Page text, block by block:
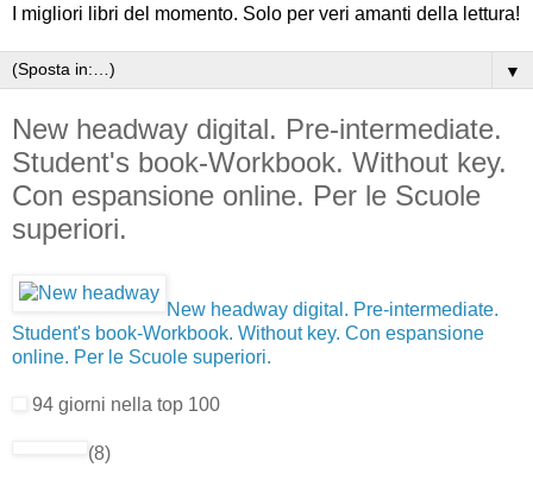
I migliori libri del momento. Solo per veri amanti della lettura!
▼
New headway digital. Pre-intermediate.
Student's book-Workbook. Without key.
Con espansione online. Per le Scuole
superiori.
New headway digital. Pre-intermediate.
Student's book-Workbook. Without key. Con espansione
online. Per le Scuole superiori.
94 giorni nella top 100
(8)